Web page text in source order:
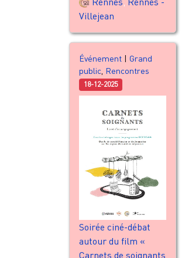
Villejean
Événement | Grand
public Rencontres
18-12-2025
Soirée ciné-débat
autour du film «
Carnets de soignants